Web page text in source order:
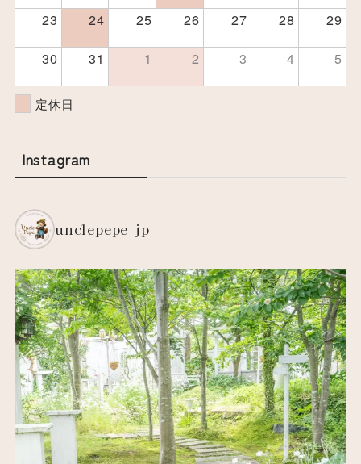
23
24 25 26 27 28
29
30
31 1 2 3 4 5
定休日
Instagram
unclepepe_jp